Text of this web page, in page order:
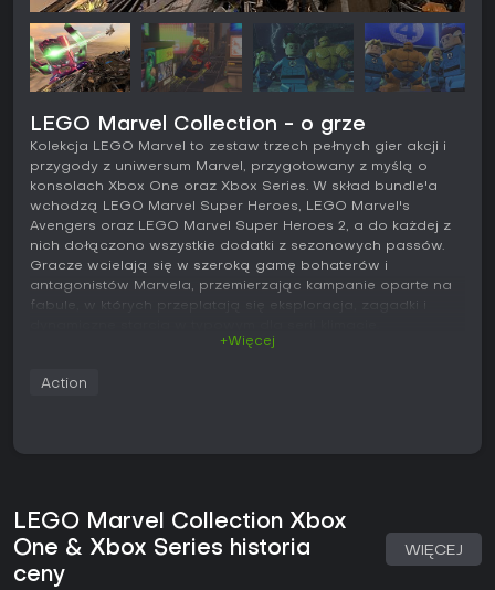
LEGO Marvel Collection - o grze
Kolekcja LEGO Marvel to zestaw trzech pełnych gier akcji i
przygody z uniwersum Marvel, przygotowany z myślą o
konsolach Xbox One oraz Xbox Series. W skład bundle'a
wchodzą LEGO Marvel Super Heroes, LEGO Marvel's
Avengers oraz LEGO Marvel Super Heroes 2, a do każdej z
nich dołączono wszystkie dodatki z sezonowych passów.
Gracze wcielają się w szeroką gamę bohaterów i
antagonistów Marvela, przemierzając kampanie oparte na
fabule, w których przeplatają się eksploracja, zagadki i
Bohaterowie rozbijają obiekty w poszukiwaniu klocków,
przeciwników w prostych, dynamicznych walkach. Każda
część oferuje rozbudowaną obsadę, która powiększa się
wraz z pobranymi postaciami, umożliwiając kreatywne
podejście do zadań. Przestronne huby zachęcają do
+Więcej
Action
LEGO Marvel Collection Xbox
One & Xbox Series historia
ceny
WIĘCEJ